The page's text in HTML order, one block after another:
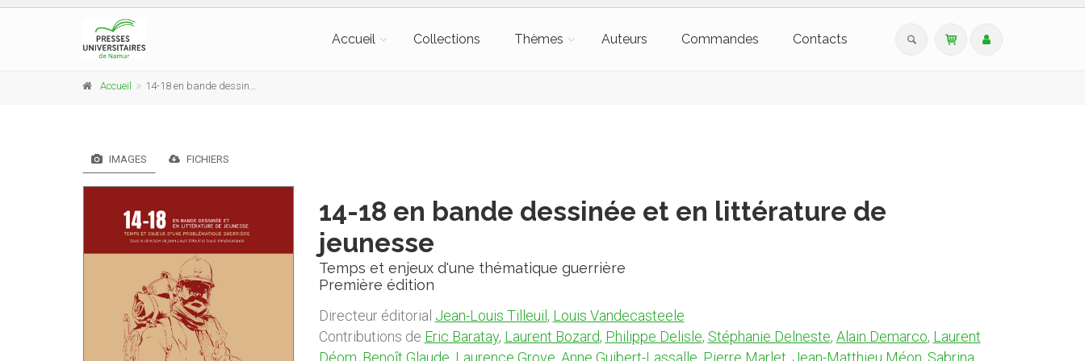
Accueil Collections Thèmes Auteurs Commandes Contacts
Accueil 14-18 en bande dessinée et en littérature de jeunesse
IMAGES FICHIERS
14-18 en bande dessinée et en littérature de
jeunesse
Temps et enjeux d'une thématique guerrière
Première édition
Directeur éditorial Jean-Louis Tilleuil , Louis Vandecasteele
Contributions de Eric Baratay, Laurent Bozard, Philippe Delisle, Stéphanie Delneste, Alain Demarco, Laurent
Déom, Benoît Glaude, Laurence Grove, Anne Guibert-Lassalle, Pierre Marlet, Jean-Matthieu Méon, Sabrina